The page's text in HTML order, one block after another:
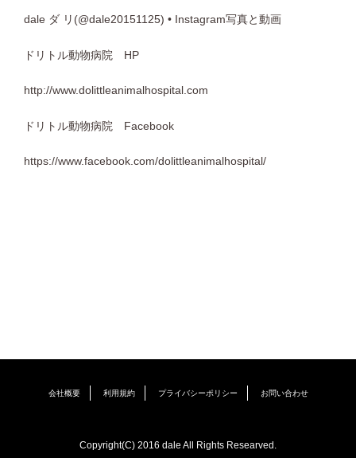
dale ダ リ(@dale20151125) • Instagram写真と動画
ドリトル動物病院 HP
http://www.dolittleanimalhospital.com
ドリトル動物病院 Facebook
https://www.facebook.com/dolittleanimalhospital/
会社概要 利用規約 プライバシーポリシー お問い合わせ
Copyright(C) 2016 dale All Rights Researved.